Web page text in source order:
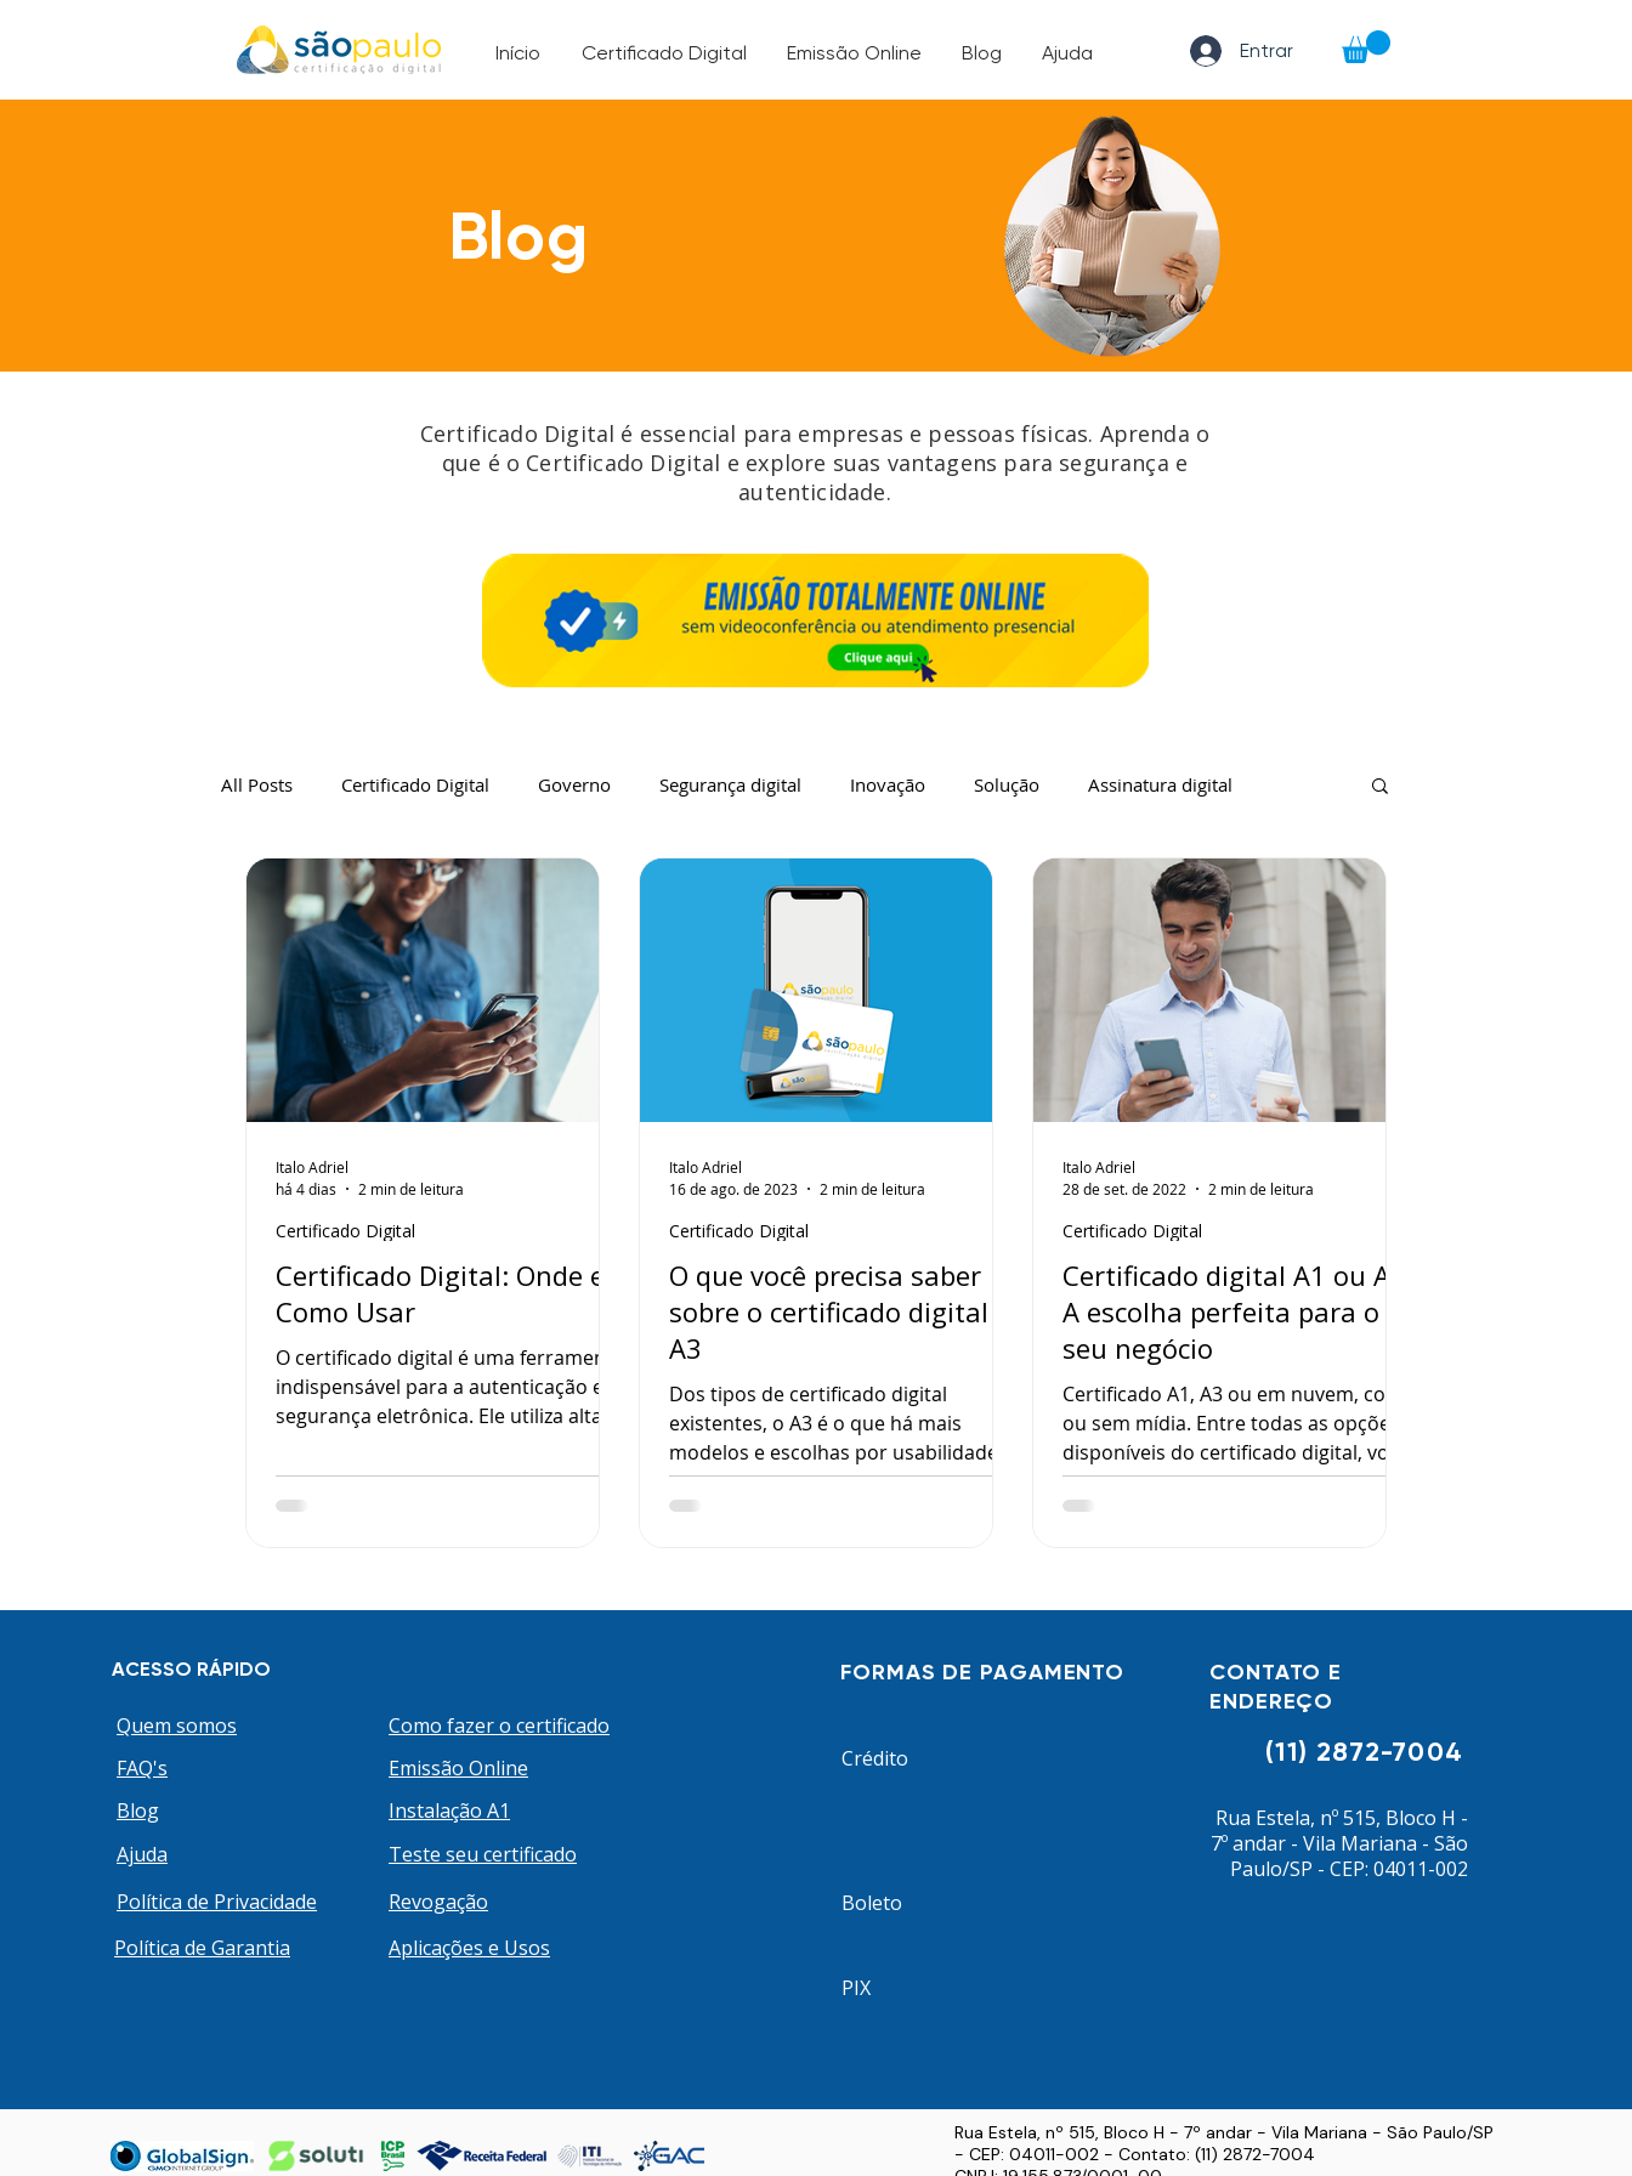
Início Certificado Digital Emissão Online Blog Ajuda Entrar
Blog
Certificado Digital é essencial para empresas e pessoas físicas. Aprenda o
que é o Certificado Digital e explore suas vantagens para segurança e
autenticidade.
All Posts Certificado Digital Governo Segurança digital Inovação Solução Assinatura digital
Certificado Digital: Onde e
Como Usar
O certificado digital é uma ferramenta
indispensável para a autenticação e a
segurança eletrônica. Ele utiliza alta
cibernéticos que, assim como a
própria certificação, evoluem
Certificado Digital
Italo Adriel
há 4 dias
2 min de leitura
O que você precisa saber
sobre o certificado digital
A3
Dos tipos de certificado digital
existentes, o A3 é o que há mais
modelos e escolhas por usabilidade.
Mas não é complicado escolher o seu.
Preparamos abaixo tudo que você
3. Este nível de segurança é
armazenado em um hardware ou
Certificado Digital
Italo Adriel
16 de ago. de 2023
2 min de leitura
Certificado digital A1 ou A3:
A escolha perfeita para o
seu negócio
Certificado A1, A3 ou em nuvem, com
ou sem mídia. Entre todas as opções
disponíveis do certificado digital, você
sabe qual modelo combina com a sua
rotina? Talvez não seja uma pergunta
cabeças”, mas a verdade é bem mais
simples do que parece. Caso queira
saber mais sobre o que é o certificado
Certificado Digital
Italo Adriel
28 de set. de 2022
2 min de leitura
ACESSO RÁPIDO
Quem somos
FAQ's
Blog
Ajuda
Política de Privacidade
Política de Garantia
Como fazer o certificado
Emissão Online
Instalação A1
Teste seu certificado
Revogação
Aplicações e Usos
FORMAS DE PAGAMENTO
Crédito
CONTATO E
ENDEREÇO
(11) 2872-7004
Rua Estela, nº 515, Bloco H -
7º andar - Vila Mariana - São
Paulo/SP - CEP: 04011-002
Boleto
PIX
Rua Estela, nº 515, Bloco H - 7º andar - Vila Mariana - São Paulo/SP
- CEP: 04011-002 - Contato: (11) 2872-7004